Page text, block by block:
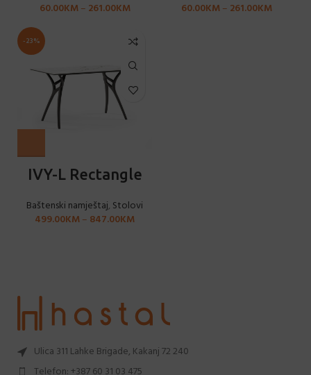
60.00KM– 261.00KM
60.00KM– 261.00KM
-23%
IVY-L Rectangle
Baštenski namještaj, Stolovi
499.00KM– 847.00KM
Ulica 311 Lahke Brigade, Kakanj 72 240
Telefon: +387 60 31 03 475